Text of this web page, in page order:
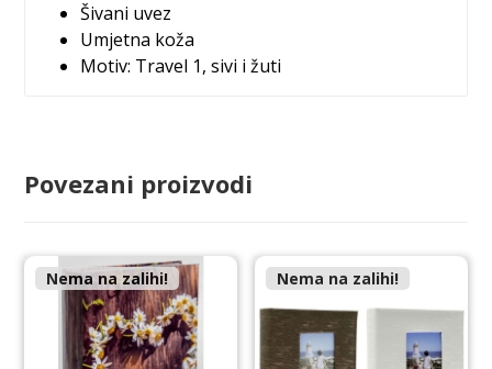
Šivani uvez
Umjetna koža
Motiv: Travel 1, sivi i žuti
Povezani proizvodi
Nema na zalihi! Nema na zalihi!